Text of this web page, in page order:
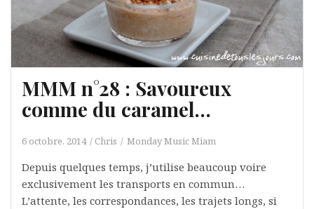
MMM n°28 : Savoureux
comme du caramel…
6 octobre, 2014 Chris Monday Music Miam
Depuis quelques temps, j’utilise beaucoup voire
exclusivement les transports en commun…
L’attente, les correspondances, les trajets longs, si